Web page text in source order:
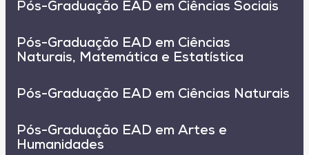
Pós-Graduação EAD em Ciências Sociais
Pós-Graduação EAD em Ciências
Naturais, Matemática e Estatística
Pós-Graduação EAD em Ciências Naturais
Pós-Graduação EAD em Artes e
Humanidades